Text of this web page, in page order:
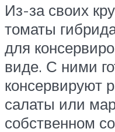
Из-за своих
томаты
для
виде. С ними
консервируют
салаты или
собственном